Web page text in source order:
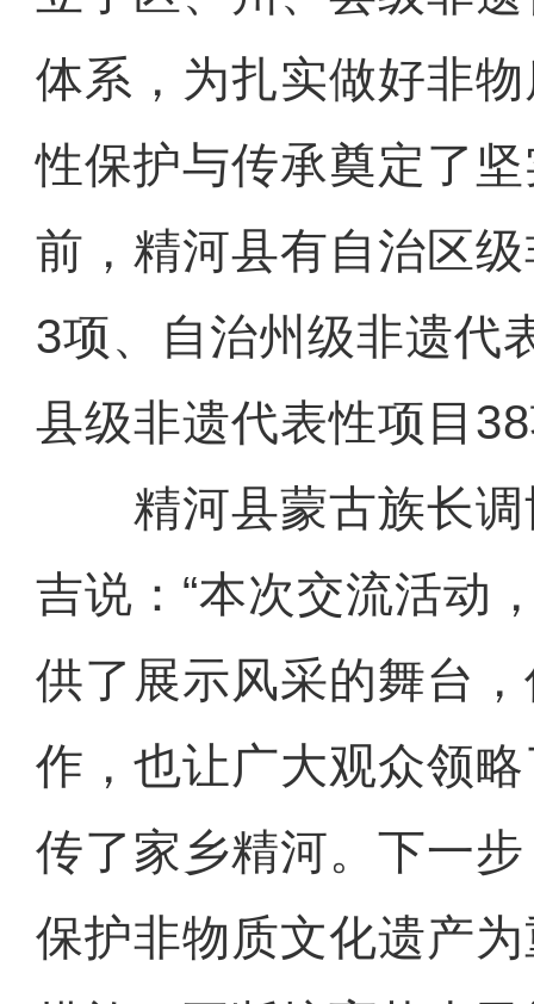
体系，为扎实做好非
性保护与传承奠定了
前，精河县有自治区
3项、自治州级非遗代
县级非遗代表性项目
精河县蒙古族长调
吉说：“本次交流活动
供了展示风采的舞台
作，也让广大观众领
传了家乡精河。下一
保护非物质文化遗产